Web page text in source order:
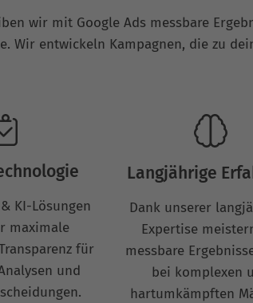
wir mit Google Ads messbare
Wir entwickeln Kampagnen, die zu
KI-Lösungen
maximale
für
und
Langjährige
Dank unserer
Expertise
messbare
bei komplexen
hartumkämpften